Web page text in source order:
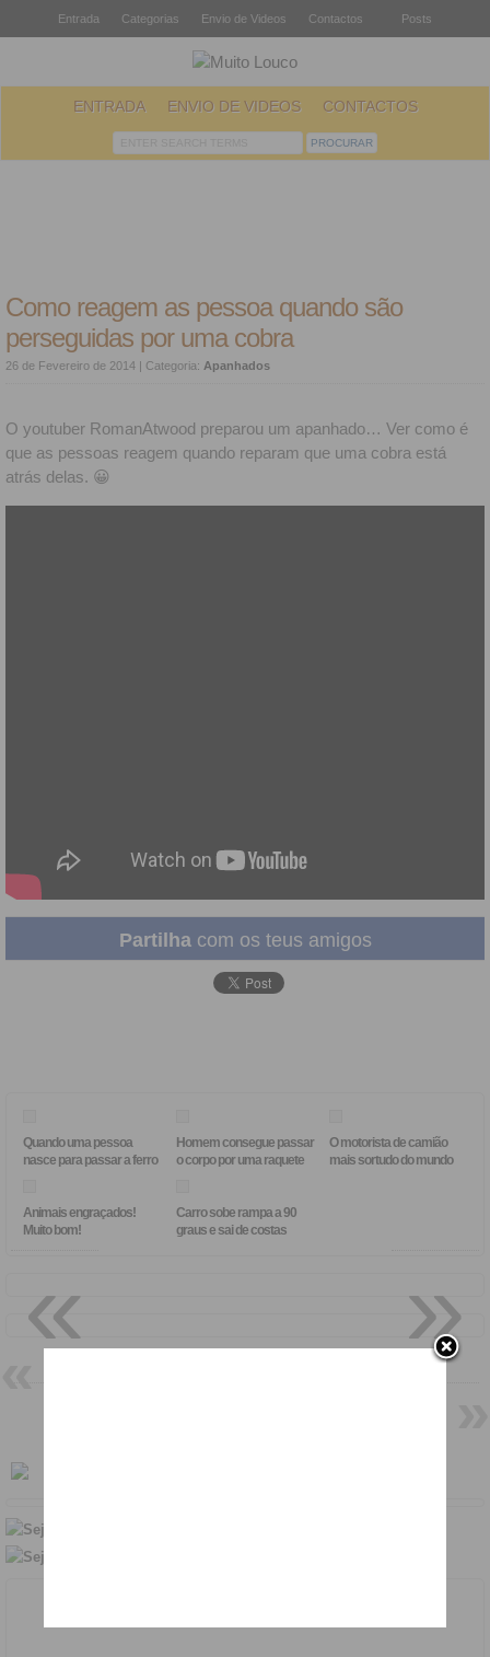
Entrada Categorias Envio de Videos Contactos Posts
ENTRADA ENVIO DE VIDEOS CONTACTOS
Como reagem as pessoa quando são
perseguidas por uma cobra
26 de Fevereiro de 2014 | Categoria: Apanhados
O youtuber RomanAtwood preparou um apanhado… Ver como é
que as pessoas reagem quando reparam que uma cobra está
atrás delas. 😀
Partilhacom os teus amigos
Quando uma pessoa
nasce para passar a ferro
Homem consegue passar
o corpo por uma raquete
O motorista de camião
mais sortudo do mundo
Animais engraçados!
Muito bom!
Carro sobe rampa a 90
graus e sai de costas
»
«